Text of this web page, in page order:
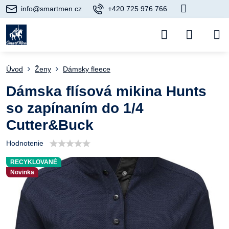
info@smartmen.cz +420 725 976 766
RECYKLOVANÉ
Novinka
Úvod Ženy Dámsky fleece
Dámska flísová mikina Hunts
so zapínaním do 1/4
Cutter&Buck
Hodnotenie